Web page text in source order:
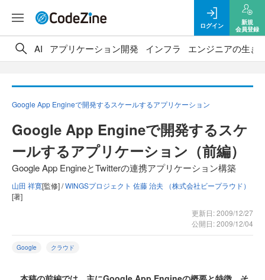
ログイン
新規
会員登録
AI アプリケーション開発 インフラ エンジニアの生き
Google App Engineで開発するスケールするアプリケーション
Google App Engineで開発するスケ
ールするアプリケーション（前編）
Google App EngineとTwitterの連携アプリケーション構築
山田 祥寛[監修] /WINGSプロジェクト 佐藤 治夫 （株式会社ビープラウド）
[著]
更新日: 2009/12/27
公開日: 2009/12/04
Google クラウド